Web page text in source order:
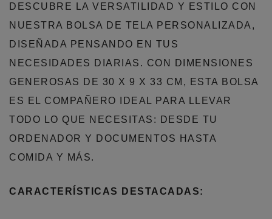
DESCUBRE LA VERSATILIDAD Y ESTILO CON
NUESTRA BOLSA DE TELA PERSONALIZADA,
DISEÑADA PENSANDO EN TUS
NECESIDADES DIARIAS. CON DIMENSIONES
GENEROSAS DE 30 X 9 X 33 CM, ESTA BOLSA
ES EL COMPAÑERO IDEAL PARA LLEVAR
TODO LO QUE NECESITAS: DESDE TU
ORDENADOR Y DOCUMENTOS HASTA
COMIDA Y MÁS.
CARACTERÍSTICAS DESTACADAS: